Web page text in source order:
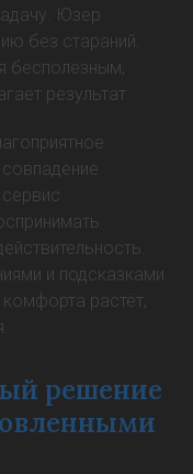
Юзер
без стараний.
бесполезным,
результат.
и подсказками
растёт,
решение